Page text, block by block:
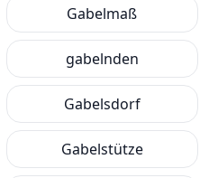
Gabelmaß
gabelnden
Gabelsdorf
Gabelstütze